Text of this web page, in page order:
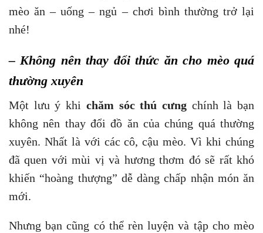
mèo ăn – uống – ngủ – chơi bình thường trở lại
nhé!
– Không nên thay đổi thức ăn cho mèo quá
thường xuyên
Một lưu ý khi chăm sóc thú cưngchính là bạn
không nên thay đổi đồ ăn của chúng quá thường
xuyên. Nhất là với các cô, cậu mèo. Vì khi chúng
đã quen với mùi vị và hương thơm đó sẽ rất khó
khiến “hoàng thượng” dễ dàng chấp nhận món ăn
mới.
Nhưng bạn cũng có thể rèn luyện và tập cho mèo